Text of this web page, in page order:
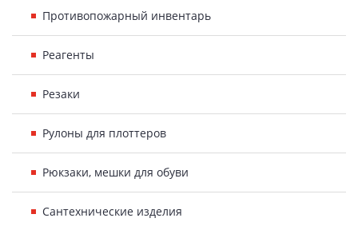
Противопожарный инвентарь
Реагенты
Резаки
Рулоны для плоттеров
Рюкзаки, мешки для обуви
Сантехнические изделия